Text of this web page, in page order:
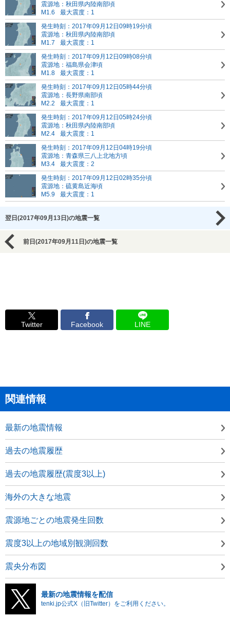
震源地：秋田県内陸南部頃
M1.6
最大震度：1
発生時刻：2017年09月12日09時19分頃
震源地：秋田県内陸南部頃
M1.7
最大震度：1
発生時刻：2017年09月12日09時08分頃
震源地：福島県会津頃
M1.8
最大震度：1
発生時刻：2017年09月12日05時44分頃
震源地：長野県南部頃
M2.2
最大震度：1
発生時刻：2017年09月12日05時24分頃
震源地：秋田県内陸南部頃
M2.4
最大震度：1
発生時刻：2017年09月12日04時19分頃
震源地：青森県三八上北地方頃
M3.4
最大震度：2
発生時刻：2017年09月12日02時35分頃
震源地：硫黄島近海頃
M5.9
最大震度：1
翌日(2017年09月13日)の地震一覧
前日(2017年09月11日)の地震一覧
Twitter Facebook LINE
関連情報
最新の地震情報
過去の地震履歴
過去の地震履歴(震度3以上)
海外の大きな地震
震源地ごとの地震発生回数
震度3以上の地域別観測回数
震央分布図
最新の地震情報を配信
tenki.jp公式X（旧Twitter）をご利用ください。